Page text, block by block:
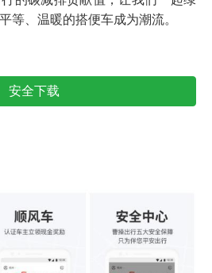
等、温暖的搭便车成为潮流。
安全下载